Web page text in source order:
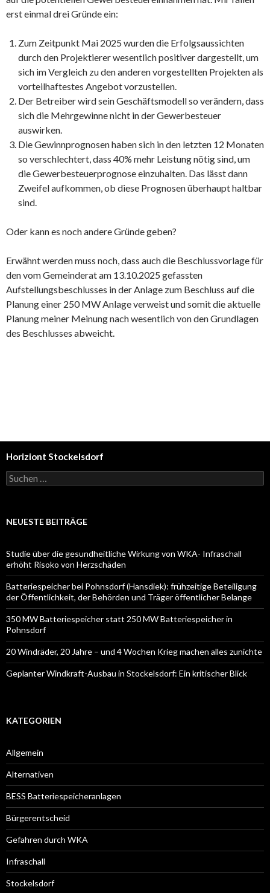
erst einmal drei Gründe ein:
Zum Zeitpunkt Mai 2025 wurden die Erfolgsaussichten
durch den Projektierer wesentlich positiver dargestellt, um
sich im Vergleich zu den anderen vorgestellten Projekten als
vorteilhaftestes Angebot vorzustellen.
Der Betreiber wird sein Geschäftsmodell so verändern, dass
sich die Mehrgewinne nicht in der Gewerbesteuer
auswirken.
Die Gewinnprognosen haben sich in den letzten 12 Monaten
so verschlechtert, dass 40% mehr Leistung nötig sind, um
die Gewerbesteuerprognose einzuhalten. Das lässt dann
Zweifel aufkommen, ob diese Prognosen überhaupt haltbar
sind.
Oder kann es noch andere Gründe geben?
Erwähnt werden muss noch, dass auch die Beschlussvorlage für
den vom Gemeinderat am 13.10.2025 gefassten
Aufstellungsbeschlusses in der Anlage zum Beschluss auf die
Planung einer 250 MW Anlage verweist und somit die aktuelle
Planung meiner Meinung nach wesentlich von den Grundlagen
des Beschlusses abweicht.
Horiziont Stockelsdorf
Suchen
nach:
NEUESTE BEITRÄGE
Studie über die gesundheitliche Wirkung von WKA- Infraschall
erhöht Risoko von Herzschäden
Batteriespeicher bei Pohnsdorf (Hansdiek): frühzeitige Beteiligung
der Öffentlichkeit, der Behörden und Träger öffentlicher Belange
350 MW Batteriespeicher statt 250 MW Batteriespeicher in
Pohnsdorf
20 Windräder, 20 Jahre – und 4 Wochen Krieg machen alles zunichte
Geplanter Windkraft-Ausbau in Stockelsdorf: Ein kritischer Blick
KATEGORIEN
Allgemein
Alternativen
BESS Batteriespeicheranlagen
Bürgerentscheid
Gefahren durch WKA
Infraschall
Stockelsdorf